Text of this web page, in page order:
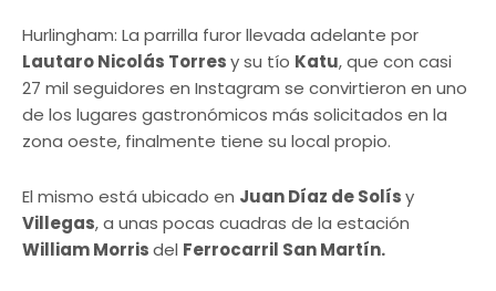
Hurlingham: La parrilla furor llevada adelante por
Lautaro Nicolás Torresy su tío Katu, que con casi
27 mil seguidores en Instagram se convirtieron en uno
de los lugares gastronómicos más solicitados en la
zona oeste, finalmente tiene su local propio.
El mismo está ubicado en Juan Díaz de Solísy
Villegas, a unas pocas cuadras de la estación
William Morrisdel Ferrocarril San Martín.